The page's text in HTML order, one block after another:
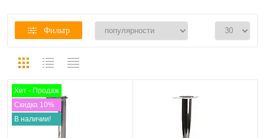
Фильтр
Хит - Продаж
Скидка 10%
В наличии!